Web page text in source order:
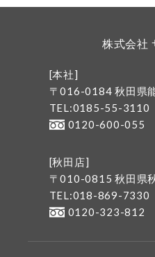
株式会社
[本社]
〒016-0184 秋田県
TEL:0185-55-3110
0120-600-055
[秋田店]
〒010-0815 秋田県
TEL:018-869-7330
0120-323-812